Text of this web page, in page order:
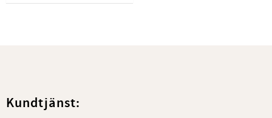
Kundtjänst: